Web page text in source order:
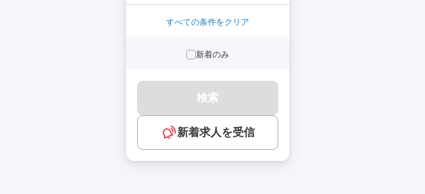
すべての条件をクリア
新着のみ
検索
新着求人を受信